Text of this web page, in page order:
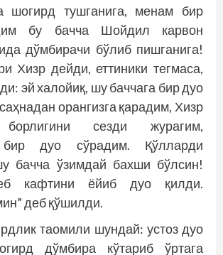
шогирд тушганига, менам бир
бу бачча Шойдил карвон
дўмбирачи бўлиб пишганига!
Хизр дейди, еттиники тегмаса,
эй халойиқ, шу баччага бир дуо
орангизга қарадим, Хизр
борлигини сезди журагим,
бир дуо сўрадим. Қўлларди
бачча ўзимдай бахши бўлсин!
кафтини ёйиб дуо қилди.
деб қўшилди.
таомили шундай: устоз дуо
дўмбира кўтариб ўртага